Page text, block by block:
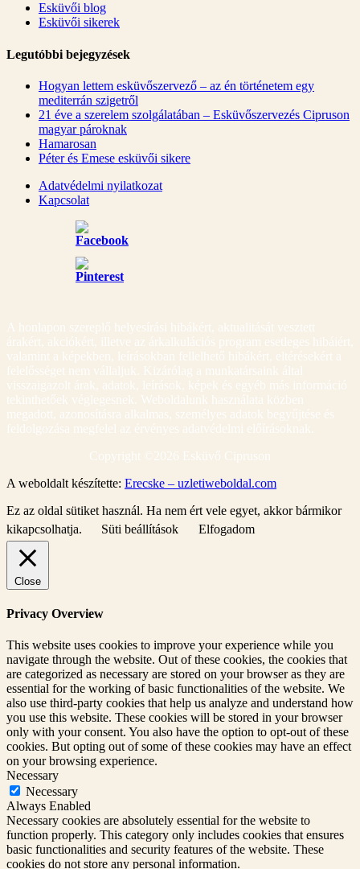
Esküvői blog
Esküvői sikerek
Legutóbbi bejegyzések
Hogyan lettem esküvőszervező – az én történetem egy
mediterrán szigetről
21 éve a szerelem szolgálatában – Esküvőszervezés Cipruson
magyar pároknak
Hamarosan
Péter és Emese esküvői sikere
Adatvédelmi nyilatkozat
Kapcsolat
A honlapon szereplő helyesírási hibákért, aktualitását vesztett
árakért, akciókért, illetve az árkalkulációs program esetleges hibáiért,
valamint a képekben, leírásokban fellelhető hibákért, eltérésekért a
felelősséget nem vállaljuk. Kizárólag a munkatársaink által
visszaigazolt árak, adatok, leírások, képek és egyéb más információ
tekinthetőek véglegesnek. Weboldalunk használata közben
megadott, azonosításra alkalmas, személyes adatok begyűjtése és
feldolgozása megfelel az érvényes adatvédelmi előírásoknak.
Copyright ©
2026 Esküvő Cipruson
A weboldalt készítette: Erecske – uzletiweboldal.com
Ez az oldal sütiket használ. Ha nem ért vele egyet, akkor bármikor
kikapcsolhatja.
Süti beállítások Elfogadom
Close
Privacy Overview
This website uses cookies to improve your experience while you
navigate through the website. Out of these cookies, the cookies that
are categorized as necessary are stored on your browser as they are
essential for the working of basic functionalities of the website. We
also use third-party cookies that help us analyze and understand how
you use this website. These cookies will be stored in your browser
only with your consent. You also have the option to opt-out of these
cookies. But opting out of some of these cookies may have an effect
on your browsing experience.
Necessary
Necessary
Always Enabled
Necessary cookies are absolutely essential for the website to
function properly. This category only includes cookies that ensures
basic functionalities and security features of the website. These
cookies do not store any personal information.